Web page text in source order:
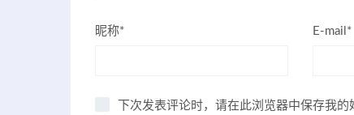
昵称* E-mail*
下次发表评论时，请在此浏览器中保存我